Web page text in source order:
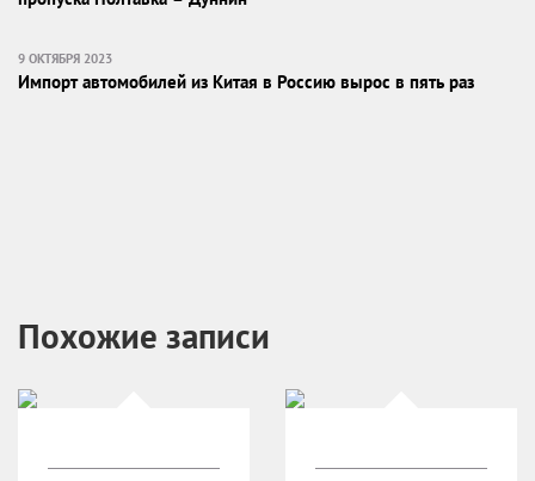
9 ОКТЯБРЯ 2023
Импорт автомобилей из Китая в Россию вырос в пять раз
Похожие записи